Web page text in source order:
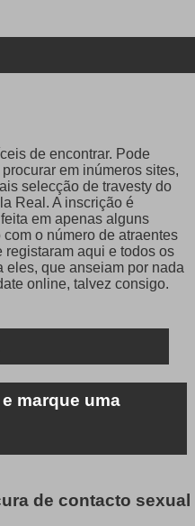
de encontrar. Pode
em inúmeros sites,
selecção de travesty do
Real. A inscrição é
em apenas alguns
o número de atraentes
registaram aqui e todos os
eles, que anseiam por nada
online, talvez consigo.
marque uma
de contacto sexual